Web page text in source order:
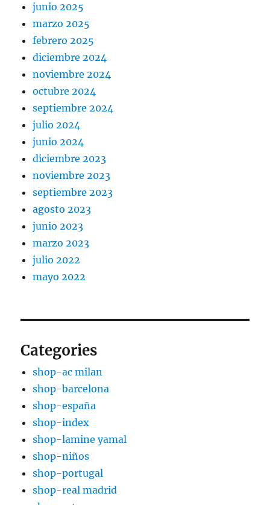
junio 2025
marzo 2025
febrero 2025
diciembre 2024
noviembre 2024
octubre 2024
septiembre 2024
julio 2024
junio 2024
diciembre 2023
noviembre 2023
septiembre 2023
agosto 2023
junio 2023
marzo 2023
julio 2022
mayo 2022
Categories
shop-ac milan
shop-barcelona
shop-españa
shop-index
shop-lamine yamal
shop-niños
shop-portugal
shop-real madrid